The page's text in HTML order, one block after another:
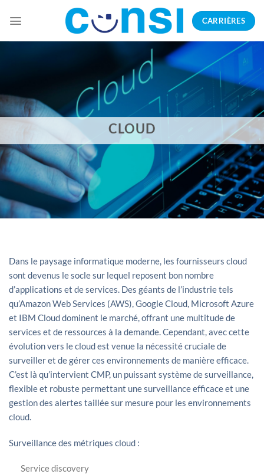
CARRIÈRES
CLOUD
Dans le paysage informatique moderne, les fournisseurs cloud
sont devenus le socle sur lequel reposent bon nombre
d’applications et de services. Des géants de l’industrie tels
qu’Amazon Web Services (AWS), Google Cloud, Microsoft Azure
et IBM Cloud dominent le marché, offrant une multitude de
services et de ressources à la demande. Cependant, avec cette
évolution vers le cloud est venue la nécessité cruciale de
surveiller et de gérer ces environnements de manière efficace.
C’est là qu’intervient CMP, un puissant système de surveillance,
flexible et robuste permettant une surveillance efficace et une
gestion des alertes taillée sur mesure pour les environnements
cloud.
Surveillance des métriques cloud :
Service discovery